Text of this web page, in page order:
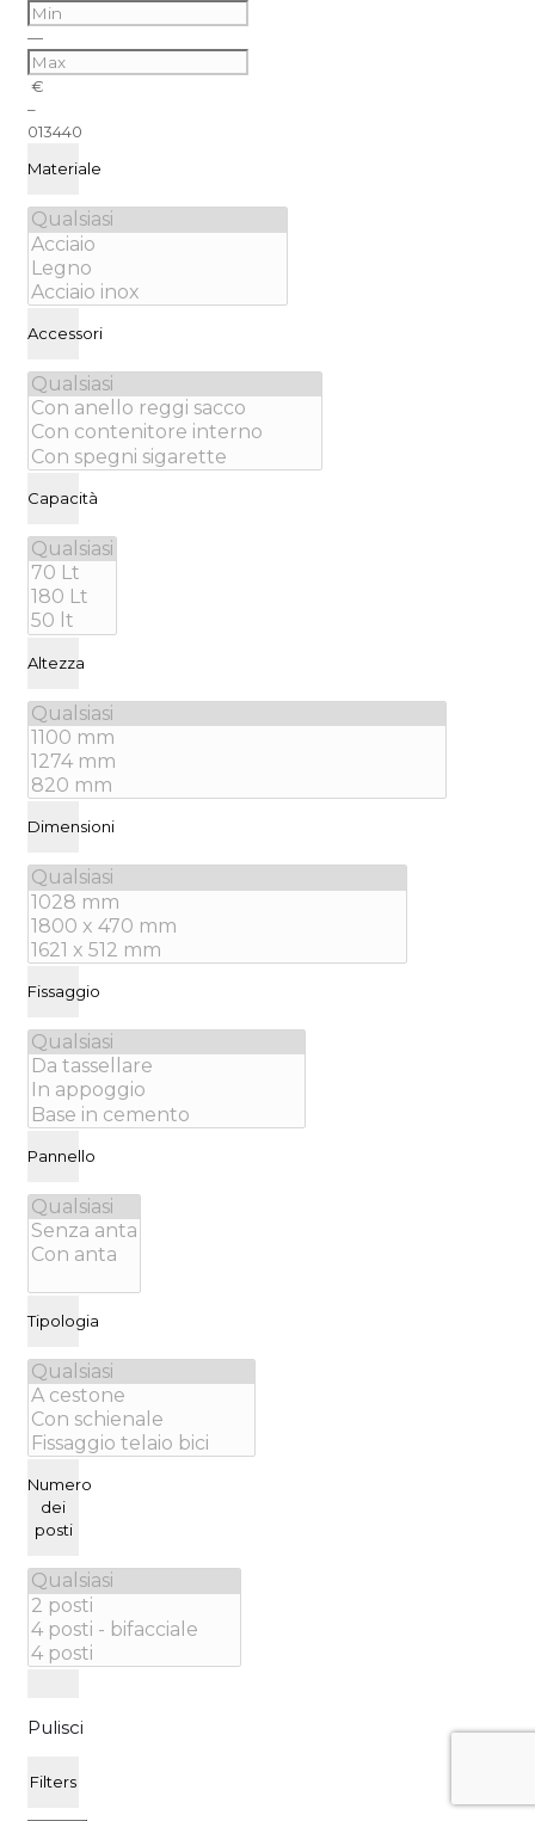
—
€
–
013440
Materiale
Accessori
Capacità
Altezza
Dimensioni
Fissaggio
Pannello
Tipologia
Numero
dei
posti
Pulisci
Filters